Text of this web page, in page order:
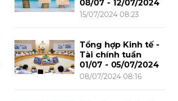
08/07 - 12/07/2024
15/07/2024 08:23
Tổng hợp Kinh tế -
Tài chính tuần
01/07 - 05/07/2024
08/07/2024 08:16